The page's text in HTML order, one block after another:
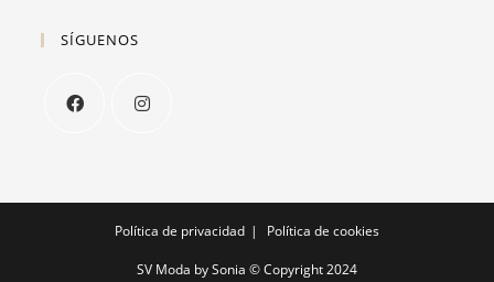
SÍGUENOS
en
en
una
Política de privacidad Política de cookies
SV Moda by Sonia © Copyright 2024